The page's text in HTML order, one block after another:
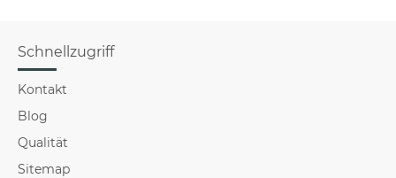
Schnellzugriff
Kontakt
Blog
Qualität
Sitemap